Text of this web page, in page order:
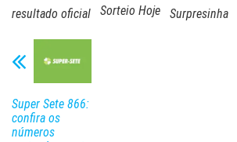
resultado oficial
Sorteio Hoje Surpresinha
Super Sete 866:
confira os
números